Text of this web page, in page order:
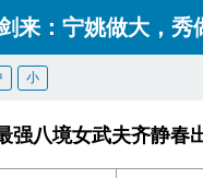
来：宁姚做大，秀
小
强八境女武夫齐静春